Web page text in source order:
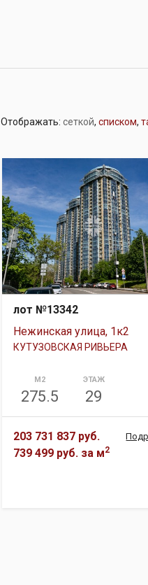
Отображать: сеткой, списком,
лот №13342
Нежинская улица, 1к2
КУТУЗОВСКАЯ РИВЬЕРА
М2
275.5
ЭТАЖ
29
203 731 837 руб.
739 499 руб.за м2